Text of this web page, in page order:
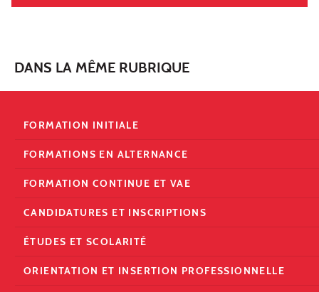
DANS LA MÊME RUBRIQUE
FORMATION INITIALE
FORMATIONS EN ALTERNANCE
FORMATION CONTINUE ET VAE
CANDIDATURES ET INSCRIPTIONS
ÉTUDES ET SCOLARITÉ
ORIENTATION ET INSERTION PROFESSIONNELLE